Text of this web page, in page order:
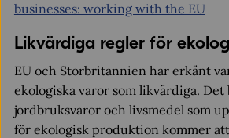
businesses: working with the EU
Likvärdiga regler för
EU och Storbritannien har erkänt
ekologiska varor som likvärdiga.
jordbruksvaror och livsmedel som
för ekologisk produktion kommer att